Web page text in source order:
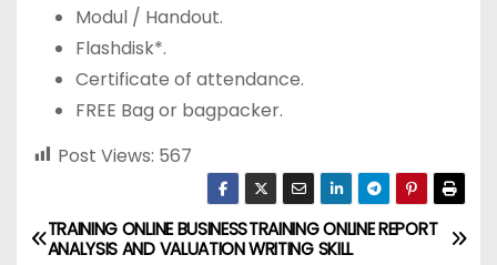
Modul / Handout.
Flashdisk*.
Certificate of attendance.
FREE Bag or bagpacker.
Post Views: 567
P
TRAINING ONLINE REPORT
WRITING SKILL
TRAINING ONLINE BUSINESS
ANALYSIS AND VALUATION